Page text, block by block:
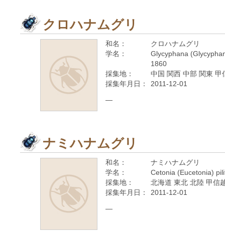
クロハナムグリ
和名：
クロハナムグリ
学名：
Glycyphana
1860
採集地：
中国 関西 中部 関東
採集年月日：
2011-12-01
—
ナミハナムグリ
和名：
ナミハナムグリ
学名：
Cetonia (Eucetonia)
採集地：
北海道 東北 北陸 甲信
採集年月日：
2011-12-01
—